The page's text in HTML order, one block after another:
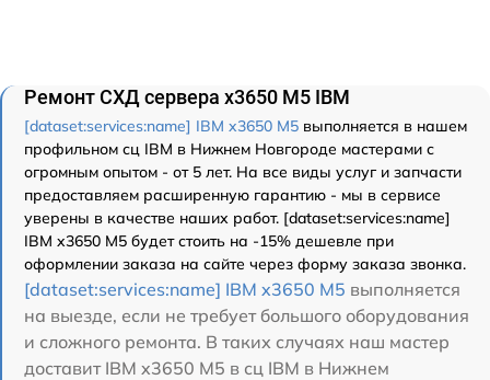
Ремонт СХД сервера x3650 M5 IBM
[dataset:services:name] IBM x3650 M5 выполняется в нашем
профильном сц IBM в Нижнем Новгороде мастерами с
огромным опытом - от 5 лет. На все виды услуг и запчасти
предоставляем расширенную гарантию - мы в сервисе
уверены в качестве наших работ. [dataset:services:name]
IBM x3650 M5 будет стоить на -15% дешевле при
оформлении заказа на сайте через форму заказа звонка.
[dataset:services:name] IBM x3650 M5 выполняется
на выезде, если не требует большого оборудования
и сложного ремонта. В таких случаях наш мастер
доставит IBM x3650 M5 в сц IBM в Нижнем